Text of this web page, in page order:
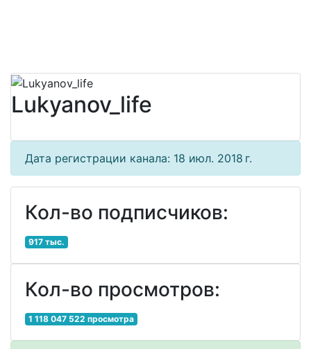
Lukyanov_life
Дата регистрации канала: 18 июл. 2018 г.
Кол-во подписчиков:
917 тыс.
Кол-во просмотров:
1 118 047 522 просмотра